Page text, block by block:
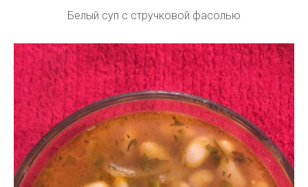
Белый суп с стручковой фасолью